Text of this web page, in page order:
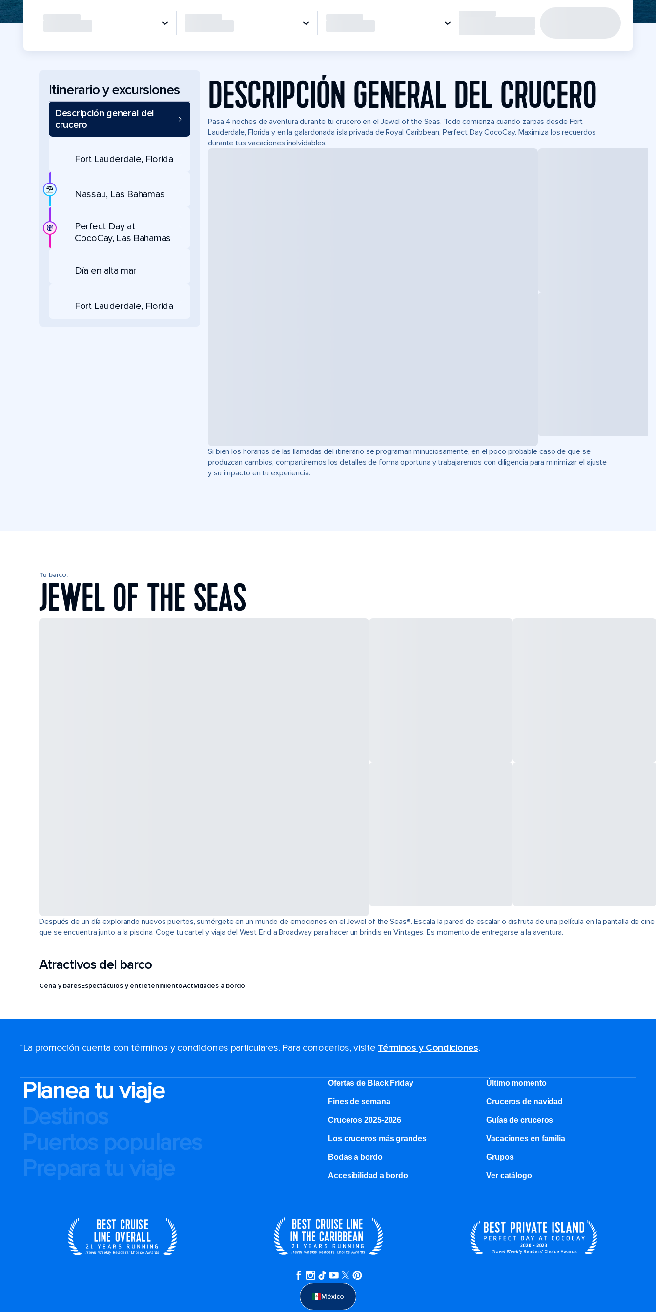
Itinerario y excursiones
Descripción general del
crucero
Fort Lauderdale, Florida
Nassau, Las Bahamas
Perfect Day at
CocoCay, Las Bahamas
Día en alta mar
Fort Lauderdale, Florida
DESCRIPCIÓN GENERAL DEL CRUCERO
Pasa 4 noches de aventura durante tu crucero en el Jewel of the Seas. Todo comienza cuando zarpas desde Fort
Lauderdale, Florida y en la galardonada isla privada de Royal Caribbean, Perfect Day CocoCay. Maximiza los recuerdos
durante tus vacaciones inolvidables.
Si bien los horarios de las llamadas del itinerario se programan minuciosamente, en el poco probable caso de que se
produzcan cambios, compartiremos los detalles de forma oportuna y trabajaremos con diligencia para minimizar el ajuste
y su impacto en tu experiencia.
Tu barco:
JEWEL OF THE SEAS
Después de un día explorando nuevos puertos, sumérgete en un mundo de emociones en el Jewel of the Seas®. Escala la pared de escalar o disfruta de una película en la pantalla de cine
que se encuentra junto a la piscina. Coge tu cartel y viaja del West End a Broadway para hacer un brindis en Vintages. Es momento de entregarse a la aventura.
Atractivos del barco
Cena y baresEspectáculos y entretenimientoActividades a bordo
*La promoción cuenta con términos y condiciones particulares. Para conocerlos, visite Términos y Condiciones.
Planea tu viaje
Destinos
Puertos populares
Prepara tu viaje
Ofertas de Black Friday Último momento
Fines de semana Cruceros de navidad
Cruceros 2025-2026 Guías de cruceros
Los cruceros más grandes Vacaciones en familia
Bodas a bordo Grupos
Accesibilidad a bordo Ver catálogo
México